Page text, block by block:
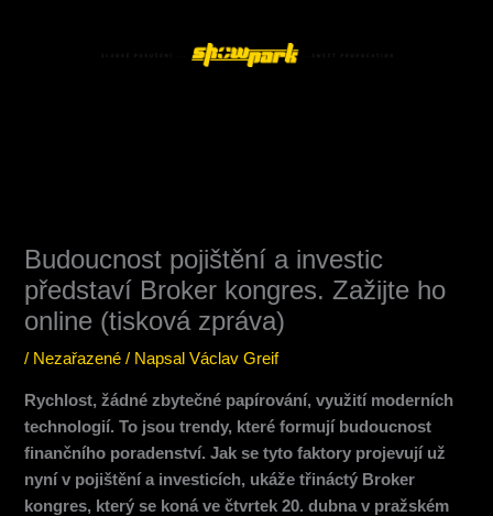
Menu
Budoucnost pojištění a investic
představí Broker kongres. Zažijte ho
online (tisková zpráva)
/ Nezařazené / NapsalVáclav Greif
Rychlost, žádné zbytečné papírování, využití moderních
technologií. To jsou trendy, které formují budoucnost
finančního poradenství. Jak se tyto faktory projevují už
nyní v pojištění a investicích, ukáže třináctý Broker
kongres, který se koná ve čtvrtek 20. dubna v pražském